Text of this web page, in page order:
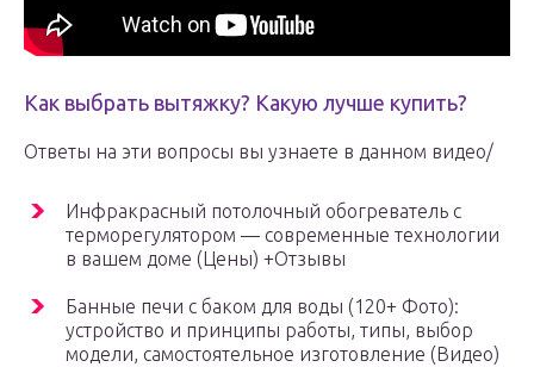
Как выбрать вытяжку? Какую лучше купить?
Ответы на эти вопросы вы узнаете в данном видео/
Инфракрасный потолочный обогреватель с
терморегулятором — современные технологии
в вашем доме (Цены) +Отзывы
Банные печи с баком для воды (120+ Фото):
устройство и принципы работы, типы, выбор
модели, самостоятельное изготовление (Видео)